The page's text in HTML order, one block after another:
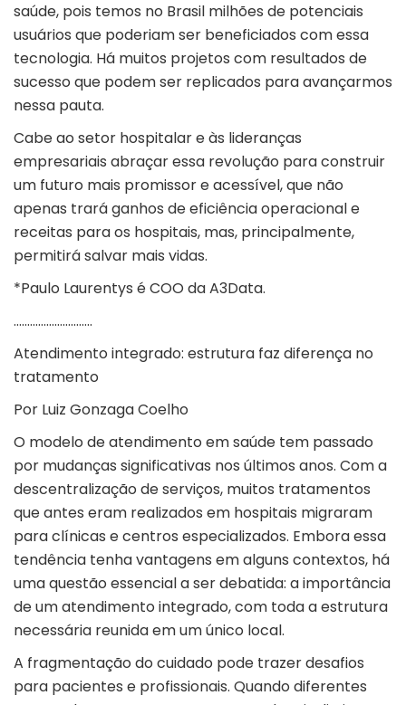
saúde, pois temos no Brasil milhões de potenciais
usuários que poderiam ser beneficiados com essa
tecnologia. Há muitos projetos com resultados de
sucesso que podem ser replicados para avançarmos
nessa pauta.
Cabe ao setor hospitalar e às lideranças
empresariais abraçar essa revolução para construir
um futuro mais promissor e acessível, que não
apenas trará ganhos de eficiência operacional e
receitas para os hospitais, mas, principalmente,
permitirá salvar mais vidas.
*Paulo Laurentys é COO da A3Data.
………………………..
Atendimento integrado: estrutura faz diferença no
tratamento
Por Luiz Gonzaga Coelho
O modelo de atendimento em saúde tem passado
por mudanças significativas nos últimos anos. Com a
descentralização de serviços, muitos tratamentos
que antes eram realizados em hospitais migraram
para clínicas e centros especializados. Embora essa
tendência tenha vantagens em alguns contextos, há
uma questão essencial a ser debatida: a importância
de um atendimento integrado, com toda a estrutura
necessária reunida em um único local.
A fragmentação do cuidado pode trazer desafios
para pacientes e profissionais. Quando diferentes